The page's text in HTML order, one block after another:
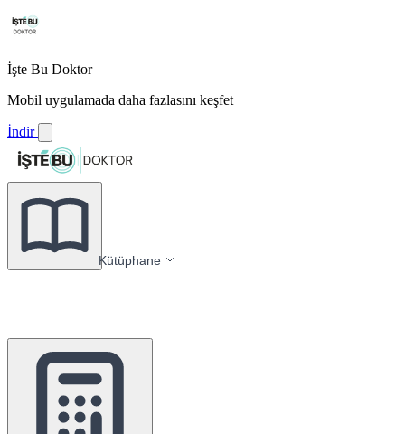
İşte Bu Doktor
Mobil uygulamada daha fazlasını keşfet
İndir
Kütüphane